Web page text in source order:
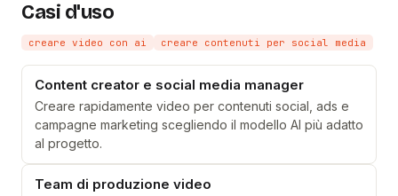
Casi d'uso
creare video con ai creare contenuti per social media
Content creator e social media manager
Creare rapidamente video per contenuti social, ads e
campagne marketing scegliendo il modello AI più adatto
al progetto.
Team di produzione video